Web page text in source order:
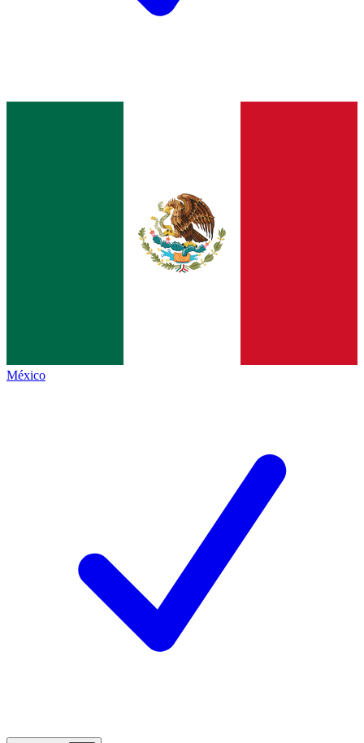
México